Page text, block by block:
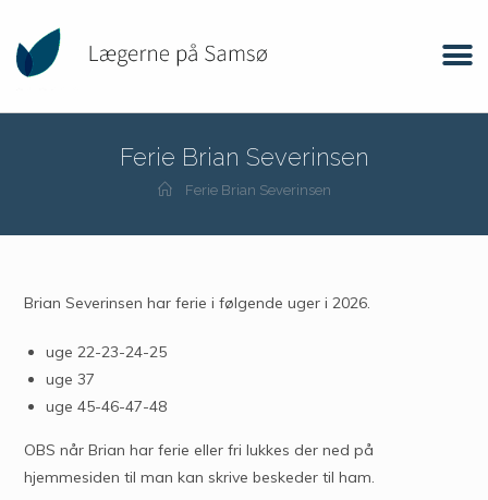
Ferie Brian Severinsen
Ferie Brian Severinsen
Brian Severinsen har ferie i følgende uger i 2026.
uge 22-23-24-25
uge 37
uge 45-46-47-48
OBS når Brian har ferie eller fri lukkes der ned på
hjemmesiden til man kan skrive beskeder til ham.